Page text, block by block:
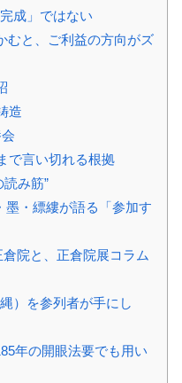
成」ではない
と、ご利益の方向がズ
造
で言い切れる根拠
み筋”
墨・縹縷が語る「参加す
院と、正倉院展コラム
）を参列者が手にし
年の開眼法要でも用い